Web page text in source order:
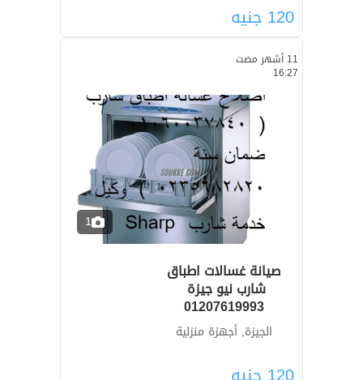
120 جنيه
11 أشهر مضت
16:27
1
صيانة غسالات اطباق
01207619993
الجيزة, أجهزة منزلية